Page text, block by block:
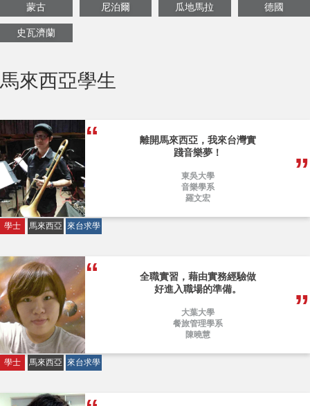
蒙古 尼泊爾 瓜地馬拉 德國
史瓦濟蘭
馬來西亞學生
離開馬來西亞，我來台灣實
踐音樂夢！
東吳大學
音樂學系
羅文宏
學士 馬來西亞 來台求學
全職實習，藉由實務經驗做
好進入職場的準備。
大葉大學
餐旅管理學系
陳曉慧
學士 馬來西亞 來台求學